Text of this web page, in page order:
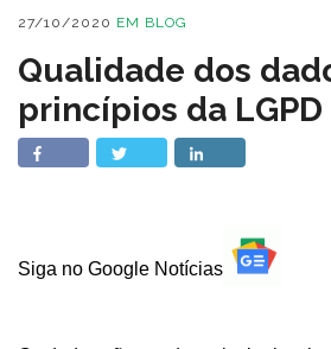
27/10/2020 EM BLOG
Qualidade dos
princípios da LGPD
Siga no Google Notícias